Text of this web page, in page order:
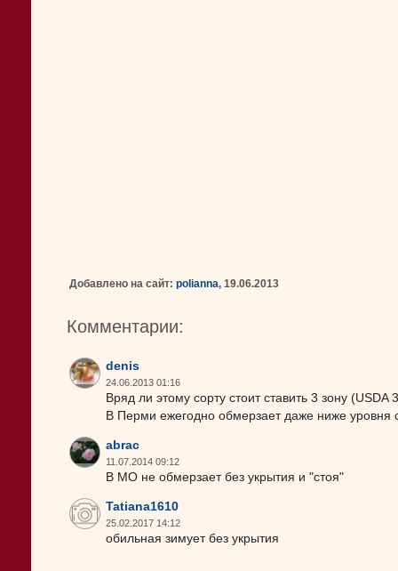
Добавлено на сайт: polianna, 19.06.2013
Комментарии:
denis
24.06.2013 01:16
Вряд ли этому сорту стоит ставить 3 зону (USDA
В Перми ежегодно обмерзает даже ниже уровня
abrac
11.07.2014 09:12
В МО не обмерзает без укрытия и "стоя"
Tatiana1610
25.02.2017 14:12
обильная зимует без укрытия